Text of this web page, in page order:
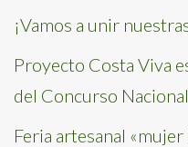
¡Vamos a unir
Proyecto Costa Viva
del Concurso
Feria artesanal